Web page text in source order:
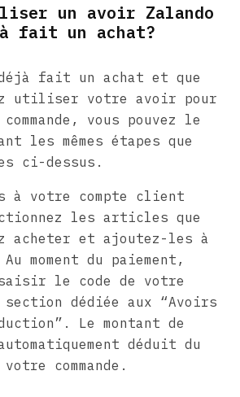
un avoir Zalando
fait un achat?
fait un achat et que
utiliser votre avoir pour
vous pouvez le
les mêmes étapes que
ci-dessus.
à votre compte client
les articles que
acheter et ajoutez-les à
moment du paiement,
le code de votre
dédiée aux “Avoirs
Le montant de
déduit du
commande.